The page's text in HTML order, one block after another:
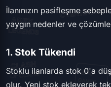
İlanınızın pasifleşme
yaygın nedenler ve
1. Stok Tükendi
Stoklu ilanlarda stok 0'a
olur. Yeni stok ekleyerek